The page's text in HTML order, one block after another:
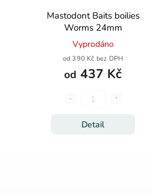
Mastodont Baits boilies
Worms 24mm
Vyprodáno
od 390 Kč bez DPH
od 437 Kč
Detail